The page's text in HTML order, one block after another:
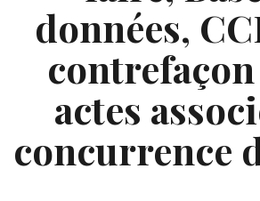
données,
actes
concurrence